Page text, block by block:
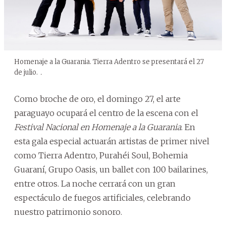
Homenaje a la Guarania. Tierra Adentro se presentará el 27
de julio. .
Como broche de oro, el domingo 27, el arte
paraguayo ocupará el centro de la escena con el
Festival Nacional en Homenaje a la Guarania. En
esta gala especial actuarán artistas de primer nivel
como Tierra Adentro, Purahéi Soul, Bohemia
Guaraní, Grupo Oasis, un ballet con 100 bailarines,
entre otros. La noche cerrará con un gran
espectáculo de fuegos artificiales, celebrando
nuestro patrimonio sonoro.